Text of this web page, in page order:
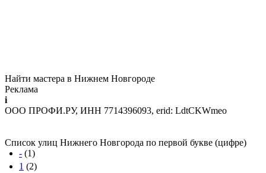
Найти мастера в Нижнем Новгороде
Реклама
i
ООО ПРОФИ.РУ, ИНН 7714396093, erid: LdtCKWmeo
Список улиц Нижнего Новгорода по первой букве (цифре)
- (1)
1 (2)